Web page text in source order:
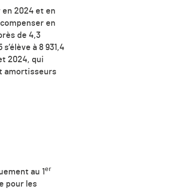
en 2024 et en
en
de 4,3
à 8 931,4
2024, qui
amortisseurs
au 1er
pour les